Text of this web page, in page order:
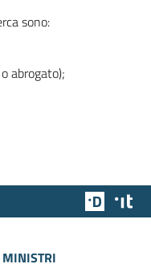
sono:
abrogato);
Team
MINISTRI